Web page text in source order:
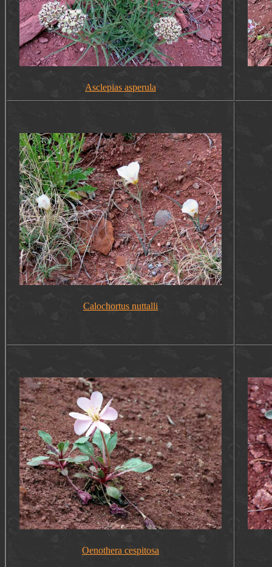
Asclepias asperula
Calochortus nuttalli
Oenothera cespitosa